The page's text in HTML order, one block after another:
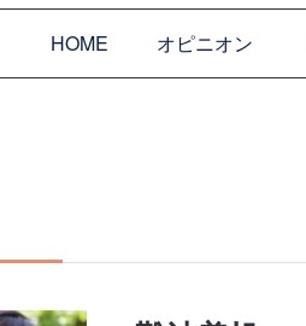
HOME オピニオン